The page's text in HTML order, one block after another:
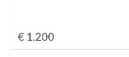
€ 1.200